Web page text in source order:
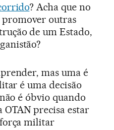
? Acha que no
outras
de um Estado,
mas uma é
é uma decisão
é óbvio quando
OTAN precisa estar
militar